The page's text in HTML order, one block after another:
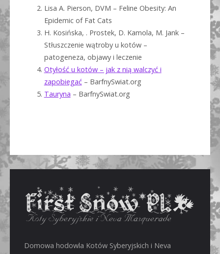
Lisa A. Pierson, DVM – Feline Obesity: An
Epidemic of Fat Cats
H. Kosińska, . Prostek, D. Kamola, M. Jank –
Stłuszczenie wątroby u kotów –
patogeneza, objawy i leczenie
Otyłość u kotów – jak z nią walczyć i
zapobiegać– BarfnySwiat.org
Tauryna – BarfnySwiat.org
Domowa hodowla Kotów Syberyjskich i Neva